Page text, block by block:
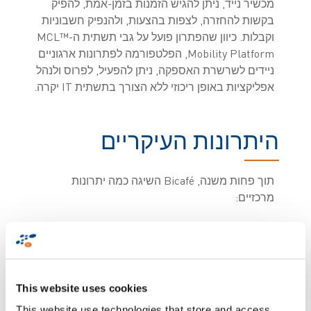
This website uses cookies
מכשיר נייד, ניתן להגיש הזמנות בזמן-אמת, להפיק
בקשות להחזרה, לצפות בהצעות, ולהנפיק חשבוניות
וקבלות. כיוון שהפתרון פועל על גבי תשתית ה-MCL™
Mobility Platform, הפלטפורמה לפתרונות ארגוניים
ניידים לשרשרת האספקה, ניתן להפעיל, לפרוס ולנהל
אפליקציות באופן ריכוזי ללא הצורך בתשתית IT יקרה.
היתרונות העיקריים
תוך פחות משנה, Bicafé השיגה כמה יתרונות
מרכזיים:
המכירות מקודד מידע פעם אחת בלבד באמצעות